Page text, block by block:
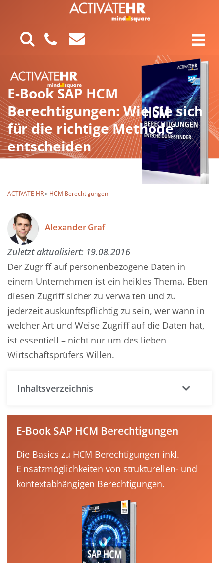
E-Book SAP HCM
Berechtigungen: Wie Sie sich
für die richtige Methode
entscheiden
ACTIVATE HR» HCM Berechtigungen
Alexander Graf
Zuletzt aktualisiert: 19.08.2016
Der Zugriff auf personenbezogene Daten in
einem Unternehmen ist ein heikles Thema. Eben
diesen Zugriff sicher zu verwalten und zu
jederzeit auskunftspflichtig zu sein, wer wann in
welcher Art und Weise Zugriff auf die Daten hat,
ist essentiell – nicht nur um des lieben
Wirtschaftsprüfers Willen.
Inhaltsverzeichnis
E-Book SAP HCM Berechtigungen
Die Basics zu HCM Berechtigungen inkl.
Einsatzmöglichkeiten von strukturellen- und
kontextabhängigen Berechtigungen.